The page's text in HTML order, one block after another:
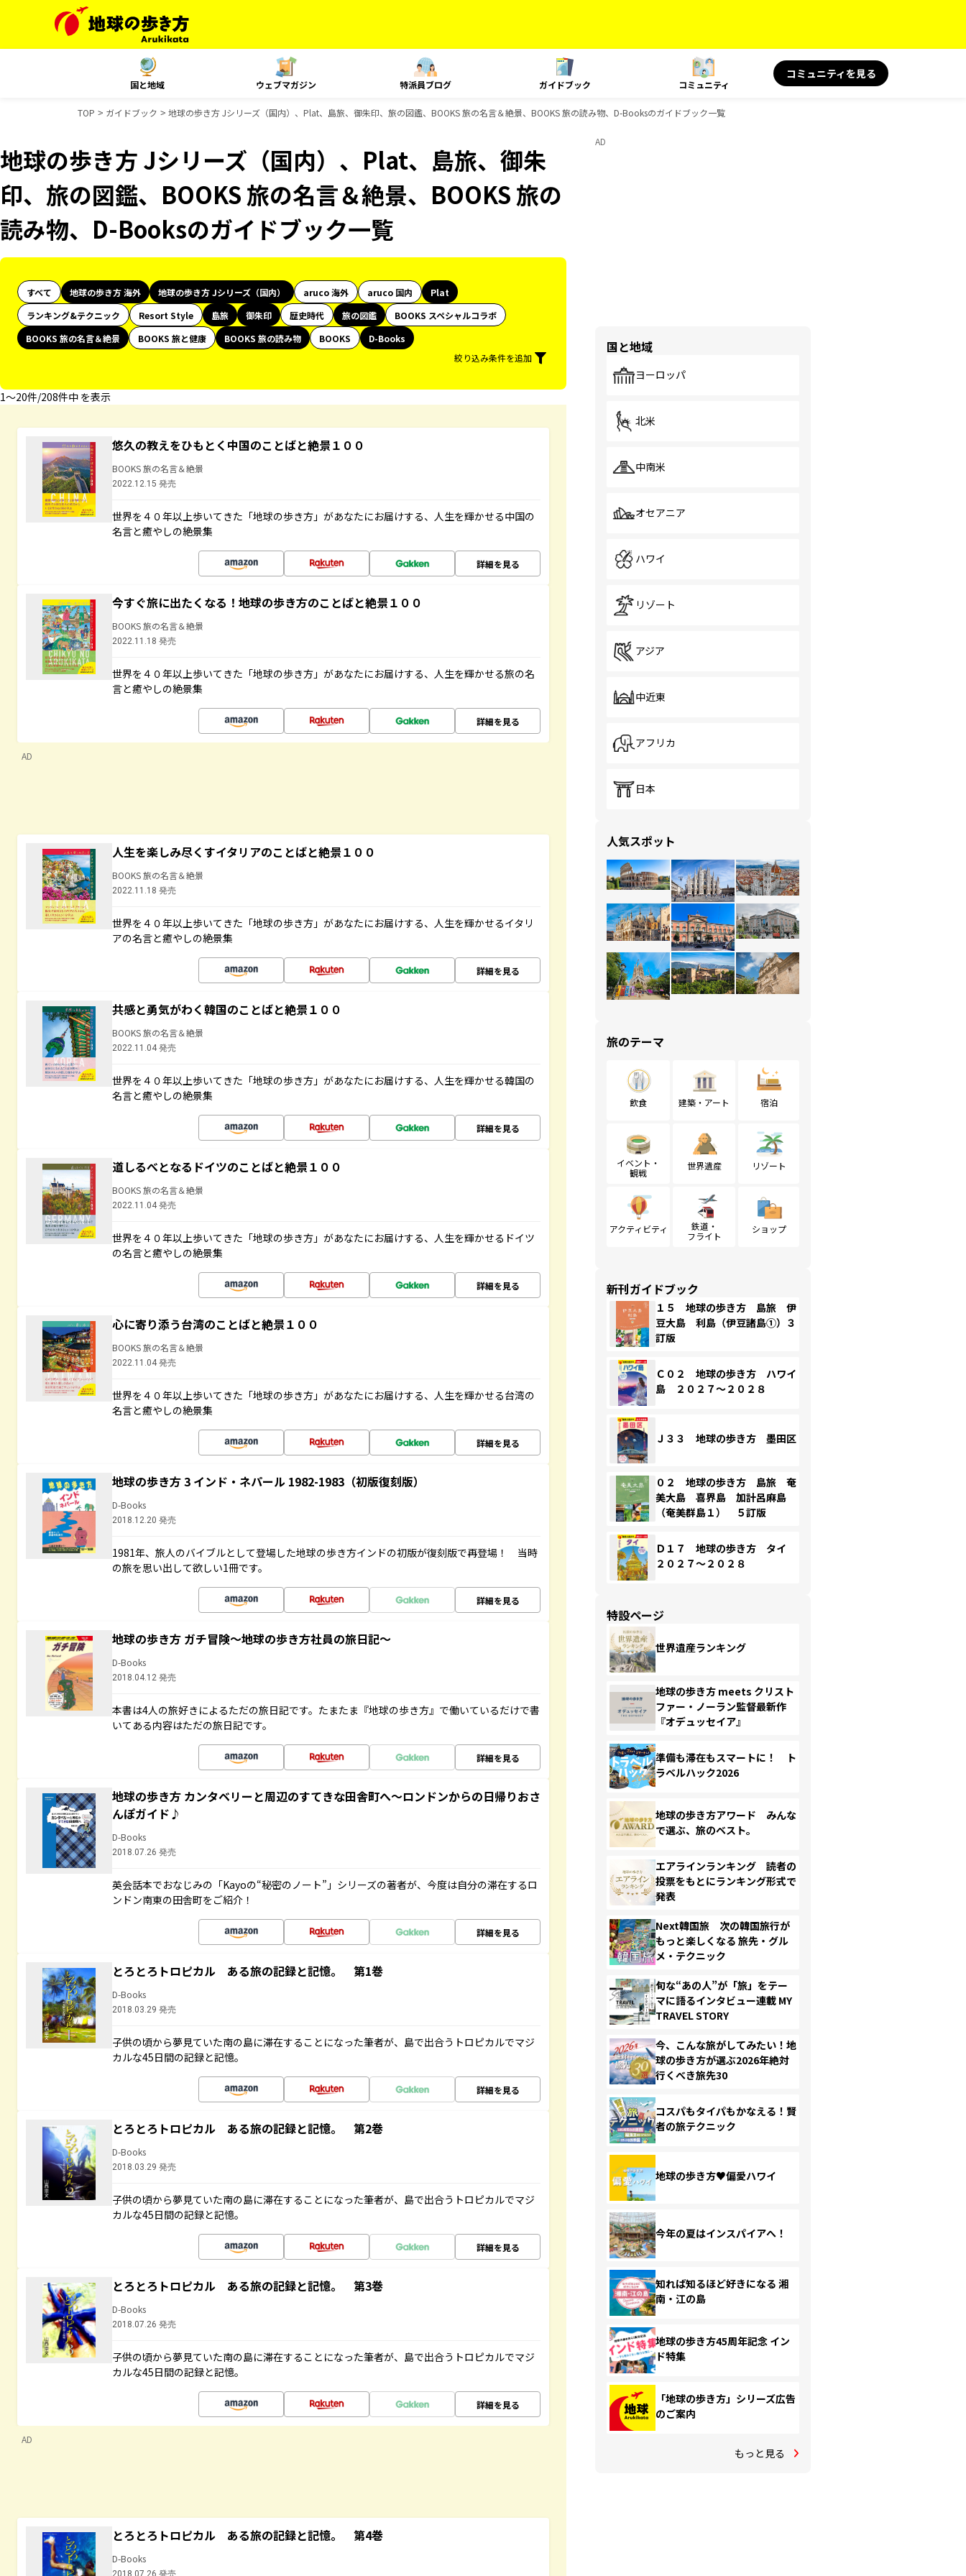
国と地域 ウェブマガジン 特派員ブログ ガイドブック コミュニティ
コミュニティを見る
TOP ガイドブック 地球の歩き方 Jシリーズ（国内）、Plat、島旅、御朱印、旅の図鑑、BOOKS 旅の名言＆絶景、BOOKS 旅の読み物、D-Booksのガイドブック一覧
地球の歩き方 Jシリーズ（国内）、Plat、島旅、御朱
印、旅の図鑑、BOOKS 旅の名言＆絶景、BOOKS 旅の
読み物、D-Booksのガイドブック一覧
すべて 地球の歩き方 海外 地球の歩き方 Jシリーズ（国内） aruco 海外 aruco 国内
Plat
ランキング&テクニック
Resort Style 島旅 御朱印 歴史時代 旅の図鑑
BOOKS スペシャルコラボ
BOOKS 旅の名言＆絶景
BOOKS 旅と健康 BOOKS 旅の読み物 BOOKS
D-Books
絞り込み条件を追加
1〜20件/208件中 を表示
悠久の教えをひもとく中国のことばと絶景１００
BOOKS 旅の名言＆絶景
2022.12.15 発売
世界を４０年以上歩いてきた「地球の歩き方」があなたにお届けする、人生を輝かせる中国の
名言と癒やしの絶景集
詳細を見る
今すぐ旅に出たくなる！地球の歩き方のことばと絶景１００
BOOKS 旅の名言＆絶景
2022.11.18 発売
世界を４０年以上歩いてきた「地球の歩き方」があなたにお届けする、人生を輝かせる旅の名
言と癒やしの絶景集
詳細を見る
AD
人生を楽しみ尽くすイタリアのことばと絶景１００
BOOKS 旅の名言＆絶景
2022.11.18 発売
世界を４０年以上歩いてきた「地球の歩き方」があなたにお届けする、人生を輝かせるイタリ
アの名言と癒やしの絶景集
詳細を見る
共感と勇気がわく韓国のことばと絶景１００
BOOKS 旅の名言＆絶景
2022.11.04 発売
世界を４０年以上歩いてきた「地球の歩き方」があなたにお届けする、人生を輝かせる韓国の
名言と癒やしの絶景集
詳細を見る
道しるべとなるドイツのことばと絶景１００
BOOKS 旅の名言＆絶景
2022.11.04 発売
世界を４０年以上歩いてきた「地球の歩き方」があなたにお届けする、人生を輝かせるドイツ
の名言と癒やしの絶景集
詳細を見る
心に寄り添う台湾のことばと絶景１００
BOOKS 旅の名言＆絶景
2022.11.04 発売
世界を４０年以上歩いてきた「地球の歩き方」があなたにお届けする、人生を輝かせる台湾の
名言と癒やしの絶景集
詳細を見る
地球の歩き方 3 インド・ネパール 1982-1983（初版復刻版）
D-Books
2018.12.20 発売
1981年、旅人のバイブルとして登場した地球の歩き方インドの初版が復刻版で再登場！ 当時
の旅を思い出して欲しい1冊です。
詳細を見る
地球の歩き方 ガチ冒険～地球の歩き方社員の旅日記～
D-Books
2018.04.12 発売
本書は4人の旅好きによるただの旅日記です。たまたま『地球の歩き方』で働いているだけで書
いてある内容はただの旅日記です。
詳細を見る
地球の歩き方 カンタベリーと周辺のすてきな田舎町へ～ロンドンからの日帰りおさ
んぽガイド♪
D-Books
2018.07.26 発売
英会話本でおなじみの「Kayoの“秘密のノート”」シリーズの著者が、今度は自分の滞在するロ
ンドン南東の田舎町をご紹介！
詳細を見る
とろとろトロピカル ある旅の記録と記憶。 第1巻
D-Books
2018.03.29 発売
子供の頃から夢見ていた南の島に滞在することになった筆者が、島で出合うトロピカルでマジ
カルな45日間の記録と記憶。
詳細を見る
とろとろトロピカル ある旅の記録と記憶。 第2巻
D-Books
2018.03.29 発売
子供の頃から夢見ていた南の島に滞在することになった筆者が、島で出合うトロピカルでマジ
カルな45日間の記録と記憶。
詳細を見る
とろとろトロピカル ある旅の記録と記憶。 第3巻
D-Books
2018.07.26 発売
子供の頃から夢見ていた南の島に滞在することになった筆者が、島で出合うトロピカルでマジ
カルな45日間の記録と記憶。
詳細を見る
AD
とろとろトロピカル ある旅の記録と記憶。 第4巻
D-Books
2018.07.26 発売
AD
国と地域
ヨーロッパ
北米
中南米
オセアニア
ハワイ
リゾート
アジア
中近東
アフリカ
日本
人気スポット
旅のテーマ
飲食 建築・アート 宿泊
イベント・
観戦
世界遺産 リゾート
アクティビティ
鉄道・
フライト
ショップ
新刊ガイドブック
１５ 地球の歩き方 島旅 伊
豆大島 利島（伊豆諸島①）３
訂版
Ｃ０２ 地球の歩き方 ハワイ
島 ２０２７～２０２８
Ｊ３３ 地球の歩き方 墨田区
０２ 地球の歩き方 島旅 奄
美大島 喜界島 加計呂麻島
（奄美群島１） ５訂版
Ｄ１７ 地球の歩き方 タイ
２０２７～２０２８
特設ページ
世界遺産ランキング
地球の歩き方 meets クリスト
ファー・ノーラン監督最新作
『オデュッセイア』
準備も滞在もスマートに！ ト
ラベルハック2026
地球の歩き方アワード みんな
で選ぶ、旅のベスト。
エアラインランキング 読者の
投票をもとにランキング形式で
発表
Next韓国旅 次の韓国旅行が
もっと楽しくなる 旅先・グル
メ・テクニック
旬な“あの人”が「旅」をテー
マに語るインタビュー連載 MY
TRAVEL STORY
今、こんな旅がしてみたい！地
球の歩き方が選ぶ2026年絶対
行くべき旅先30
コスパもタイパもかなえる！賢
者の旅テクニック
地球の歩き方♥偏愛ハワイ
今年の夏はインスパイアへ！
知れば知るほど好きになる 湘
南・江の島
地球の歩き方45周年記念 イン
ド特集
「地球の歩き方」シリーズ広告
のご案内
もっと見る